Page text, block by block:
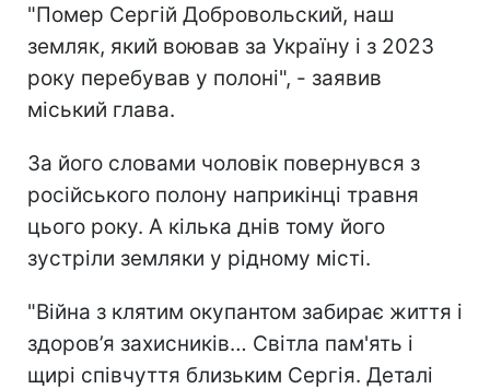
"Помер Сергій Добровольский, наш
земляк, який воював за Україну і з 2023
року перебував у полоні", - заявив
міський глава.
За його словами чоловік повернувся з
російського полону наприкінці травня
цього року. А кілька днів тому його
зустріли земляки у рідному місті.
"Війна з клятим окупантом забирає життя і
здоров’я захисників… Світла пам'ять і
щирі співчуття близьким Сергія. Деталі